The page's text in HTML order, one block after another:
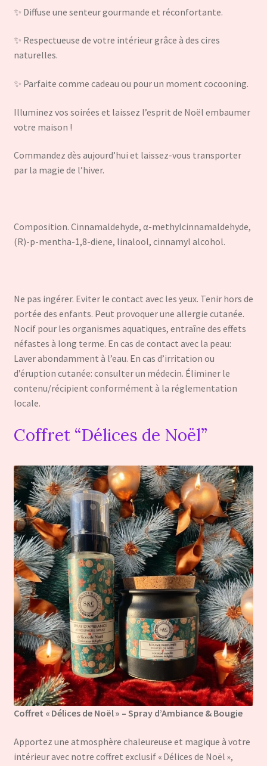
✨ Diffuse une senteur gourmande et réconfortante.
✨ Respectueuse de votre intérieur grâce à des cires
naturelles.
✨ Parfaite comme cadeau ou pour un moment cocooning.
Illuminez vos soirées et laissez l’esprit de Noël embaumer
votre maison !
Commandez dès aujourd’hui et laissez-vous transporter
par la magie de l’hiver.
Composition. Cinnamaldehyde, α-methylcinnamaldehyde,
(R)-p-mentha-1,8-diene, linalool, cinnamyl alcohol.
Ne pas ingérer. Eviter le contact avec les yeux. Tenir hors de
portée des enfants. Peut provoquer une allergie cutanée.
Nocif pour les organismes aquatiques, entraîne des effets
néfastes à long terme. En cas de contact avec la peau:
Laver abondamment à l’eau. En cas d’irritation ou
d’éruption cutanée: consulter un médecin. Éliminer le
contenu/récipient conformément à la réglementation
locale.
Coffret “Délices de Noël”
Coffret « Délices de Noël » – Spray d’Ambiance & Bougie
Apportez une atmosphère chaleureuse et magique à votre
intérieur avec notre coffret exclusif « Délices de Noël »,